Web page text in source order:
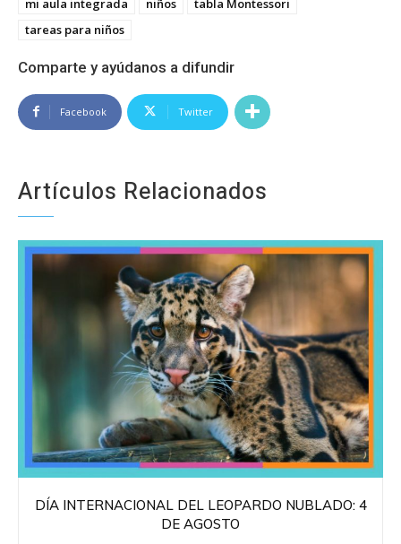
mi aula integrada
niños
tabla Montessori
tareas para niños
Comparte y ayúdanos a difundir
Facebook Twitter
Artículos Relacionados
DÍA INTERNACIONAL DEL LEOPARDO NUBLADO: 4
DE AGOSTO